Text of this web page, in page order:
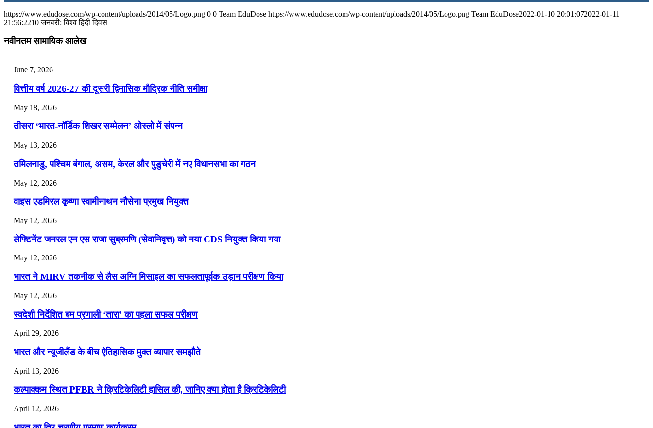
July 31, 2026
📝 डेली करेंट अफेयर्स: 25-27 जुलाई 2026
July 25, 2026
📝 डेली करेंट अफेयर्स: 22-24 जुलाई 2026
July 22, 2026
📝 डेली करेंट अफेयर्स: 19-21 जुलाई 2026
July 19, 2026
📝 डेली करेंट अफेयर्स: 16-18 जुलाई 2026
https://www.edudose.com/wp-content/uploads/2014/05/Logo.png 0 0 Team EduDose https://www.edudose.com/wp-content/uploads/2014/05/Logo.png Team EduDose2022-01-10 20:01:072022-01-11
21:56:2210 जनवरी: विश्‍व हिंदी दिवस
नवीनतम सामायिक आलेख
June 7, 2026
वित्तीय वर्ष 2026-27 की दूसरी द्विमासिक मौद्रिक नीति समीक्षा
May 18, 2026
तीसरा ‘भारत-नॉर्डिक शिखर सम्मेलन’ ओस्लो में संपन्न
May 13, 2026
तमिलनाडु, पश्चिम बंगाल, असम, केरल और पुडुचेरी में नए विधानसभा का गठन
May 12, 2026
वाइस एडमिरल कृष्णा स्वामीनाथन नौसेना प्रमुख नियुक्त
May 12, 2026
लेफ्टिनेंट जनरल एन एस राजा सुब्रमणि (सेवानिवृत्त) को नया CDS नियुक्त किया गया
May 12, 2026
भारत ने MIRV तकनीक से लैस अग्नि मिसाइल का सफलतापूर्वक उड़ान परीक्षण किया
May 12, 2026
स्वदेशी निर्देशित बम प्रणाली ‘तारा’ का पहला सफल परीक्षण
April 29, 2026
भारत और न्यूजीलैंड के बीच ऐतिहासिक मुक्त व्यापार समझौते
April 13, 2026
कल्पाक्कम स्थित PFBR ने क्रिटिकेलिटी हासिल की, जानिए क्या होता है क्रिटिकेलिटी
April 12, 2026